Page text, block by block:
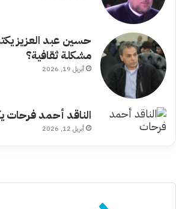
حسين عبد العزيز
مشكلة ثقافية؟
أبريل 19, 2026
الناقد أحمد فرحات
أبريل 12, 2026